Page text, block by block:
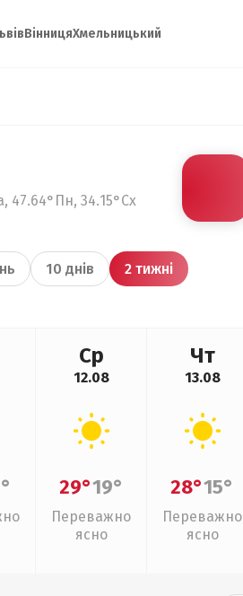
ВінницяХмельницький
47.64°Пн, 34.15°Сх
10 днів 2 тижні
Ср
12.08
29°19°
Переважно
ясно
Чт
13.08
28°15°
Переважно
ясно